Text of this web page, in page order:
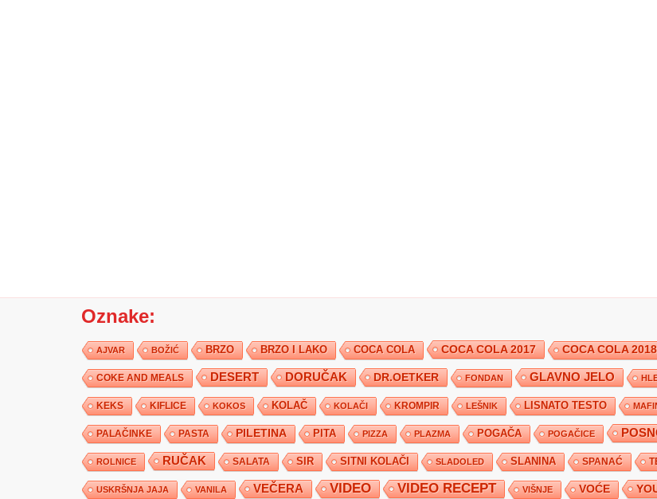
Oznake:
AJVAR BOŽIĆ BRZO BRZO I LAKO COCA COLA COCA COLA 2017 COCA COLA 2018
COKE AND MEALS DESERT DORUČAK DR.OETKER FONDAN GLAVNO JELO
KEKS KIFLICE KOKOS KOLAČ KOLAČI KROMPIR LEŠNIK LISNATO TESTO
PALAČINKE PASTA PILETINA PITA PIZZA PLAZMA POGAČA POGAČICE
ROLNICE RUČAK SALATA SIR SITNI KOLAČI SLADOLED SLANINA SPANAĆ
USKRŠNJA JAJA VANILA VEČERA VIDEO VIDEO RECEPT VIŠNJE VOĆE